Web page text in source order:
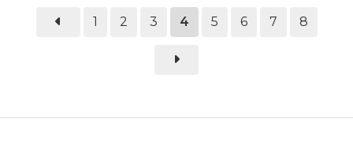
1 2 3 4 5 6 7 8